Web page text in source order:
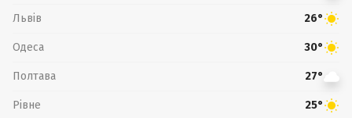
Львів 26°
Одеса 30°
Полтава 27°
Рівне 25°